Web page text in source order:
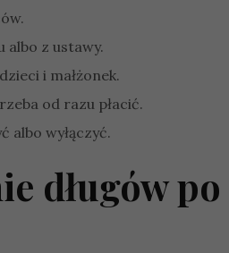
z ustawy.
i małżonek.
od razu płacić.
albo wyłączyć.
długów po